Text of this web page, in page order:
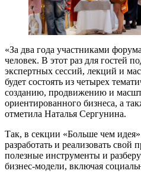
«За два года участниками
человек. В этот раз для гостей
экспертных сессий, лекций и
будет состоять из четырех
созданию, продвижению и
ориентированного бизнеса, а
отметила Наталья Сергунина.
Так, в секции «Больше чем
разработать и реализовать свой
полезные инструменты и
бизнес-модели, включая